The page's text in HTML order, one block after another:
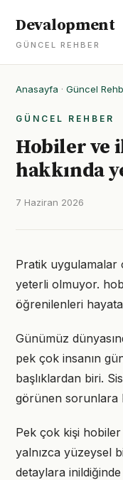
Devalopment
GÜNCEL REHBER
Anasayfa · Güncel
GÜNCEL REHBER
Hobiler ve
hakkında
7 Haziran 2026
Pratik uygulamalar
yeterli olmuyor.
öğrenilenleri
Günümüz
pek çok insanın
başlıklardan biri.
görünen sorunlara
Pek çok kişi
yalnızca yüzeysel
detaylara